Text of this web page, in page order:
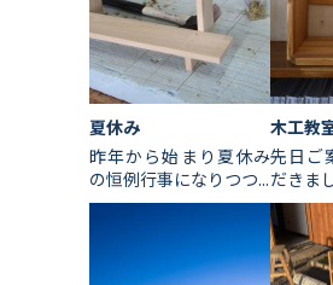
夏休み
昨年から始まり夏休み
の恒例行事になりつつ...
木工教
先日ご
だきま